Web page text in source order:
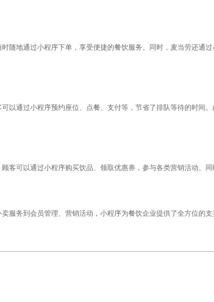
随地通过小程序下单，享受便捷的餐饮服务。同时，麦当劳还通
以通过小程序预约座位、点餐、支付等，节省了排队等待的时间
客可以通过小程序购买饮品、领取优惠券，参与各类营销活动。
服务到会员管理、营销活动，小程序为餐饮企业提供了全方位的